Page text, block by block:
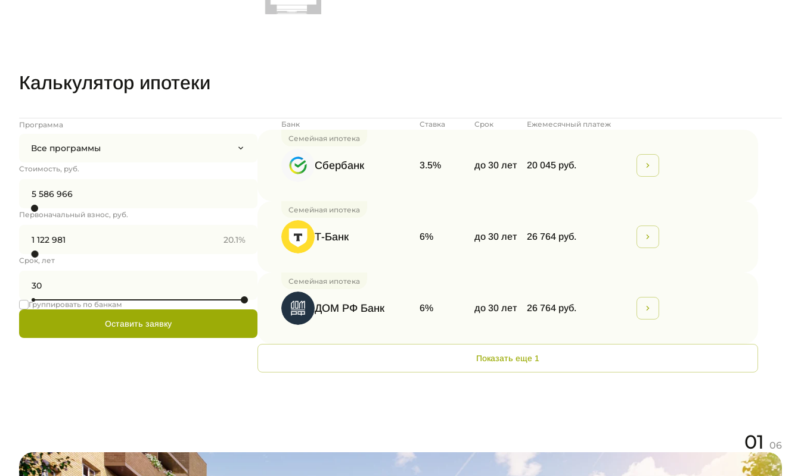
Калькулятор ипотеки
Программа
Все программы
Стоимость, руб.
Первоначальный взнос, руб.
20.1%
Срок, лет
Группировать по банкам
Оставить заявку
Банк Ставка Срок
Ежемесячный платеж
Семейная ипотека
Сбербанк 3.5% до 30 лет 20 045 руб.
Семейная ипотека
Т-Банк 6% до 30 лет 26 764 руб.
Семейная ипотека
ДОМ РФ Банк 6% до 30 лет 26 764 руб.
Показать еще 1
01 06